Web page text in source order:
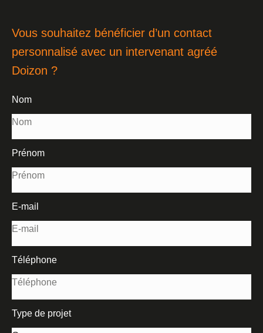
Vous souhaitez bénéficier d’un contact
personnalisé avec un intervenant agréé
Doizon ?
Nom
Prénom
E-mail
Téléphone
Type de projet